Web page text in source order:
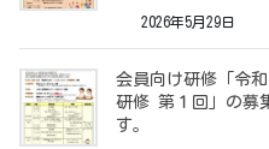
2026年5月29日
会員向け研修「令
研修 第１回」の募
す。